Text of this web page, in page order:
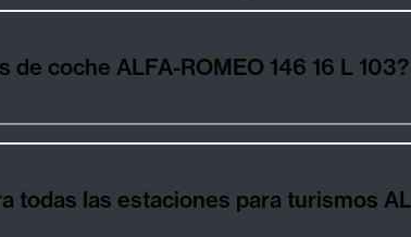
¿Cómo elegir los mejores neumáticos de coche ALFA-ROMEO 146 16 L 103?
las estaciones para turismos ALFA-